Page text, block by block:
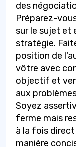
des
Préparez-
sur le sujet et
stratégie.
position de
vôtre avec
objectif et
aux
Soyez
ferme mais
à la fois
manière